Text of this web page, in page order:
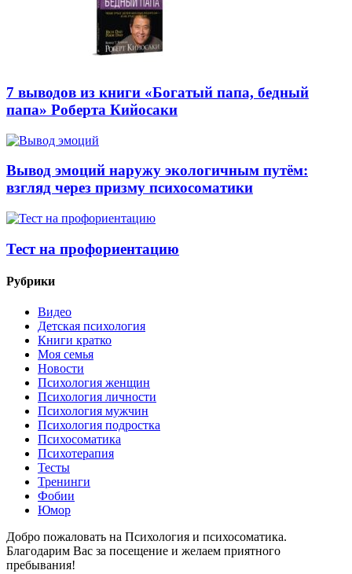
7 выводов из книги «Богатый папа, бедный
папа» Роберта Кийосаки
Вывод эмоций наружу экологичным путём:
взгляд через призму психосоматики
Тест на профориентацию
Рубрики
Видео
Детская психология
Книги кратко
Моя семья
Новости
Психология женщин
Психология личности
Психология мужчин
Психология подростка
Психосоматика
Психотерапия
Тесты
Тренинги
Фобии
Юмор
Добро пожаловать на Психология и психосоматика.
Благодарим Вас за посещение и желаем приятного
пребывания!